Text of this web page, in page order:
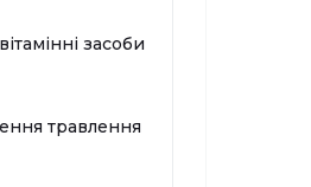
засоби
травлення